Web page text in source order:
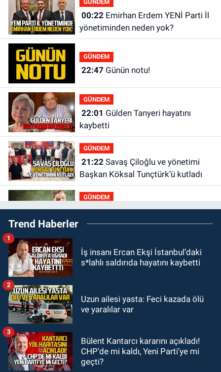
GÜNDEM
00:22Emirhan Erdem YENİ Parti İl
yönetiminden neden yok?
GÜNDEM
22:47 Günün notu!
GÜNDEM
22:01
kaybetti
GÜNDEM
21:22Savaş Çiloğlu ve yönetimi
Başkan Köksal Tunçtürk’ü kutladı
GÜNDEM
21:05Öğretmenlere Milli Eğitim
Bakanlığı'ndan kötü haber
19:34
19:27Çaycuma ırmağında görüldü:
GÜNDEM
19:12TMO kabuklu fındık alım
fiyatlarını açıkladı
Trend Haberler
İş insanı Ercan Ekşi İstanbul’daki
s*lahlı saldırıda hayatını kaybetti
1
Uzun ailesi yasta: Feci kazada ölü
ve yaralılar var
2
Bülent Kantarcı kararını açıkladı!
CHP'de mi kaldı, Yeni Parti'ye mi
geçti?
3